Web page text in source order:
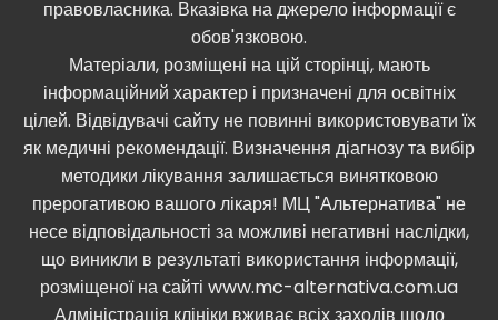
правовласника. Вказівка ​​на джерело інформації є
обов'язковою.
Матеріали, розміщені на цій сторінці, мають
інформаційний характер і призначені для освітніх
цілей. Відвідувачі сайту не повинні використовувати їх
як медичні рекомендації. Визначення діагнозу та вибір
методики лікування залишається винятковою
прерогативою вашого лікаря! МЦ "Альтернатива" не
несе відповідальності за можливі негативні наслідки,
що виникли в результаті використання інформації,
розміщеної на сайті www.mc-alternativa.com.ua